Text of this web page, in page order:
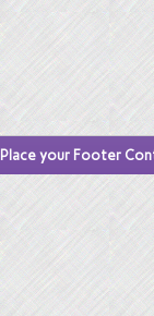
Place your Footer